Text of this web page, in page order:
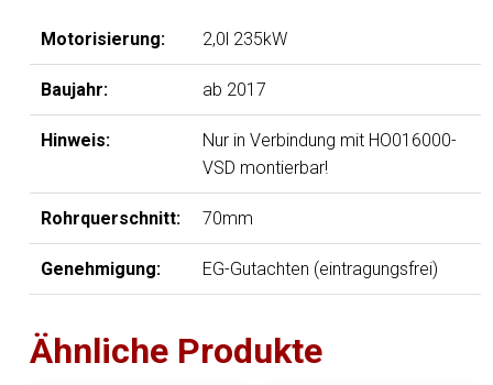
Motorisierung: 2,0l 235kW
Baujahr: ab 2017
Hinweis:
Nur in Verbindung mit HO016000-
VSD montierbar!
Rohrquerschnitt: 70mm
Genehmigung: EG-Gutachten (eintragungsfrei)
Ähnliche Produkte